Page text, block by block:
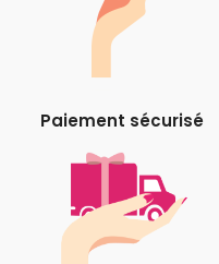
Paiement sécurisé